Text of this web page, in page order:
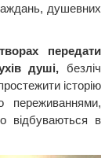
душевних
передати
душі, безліч
історію
відбуваються в